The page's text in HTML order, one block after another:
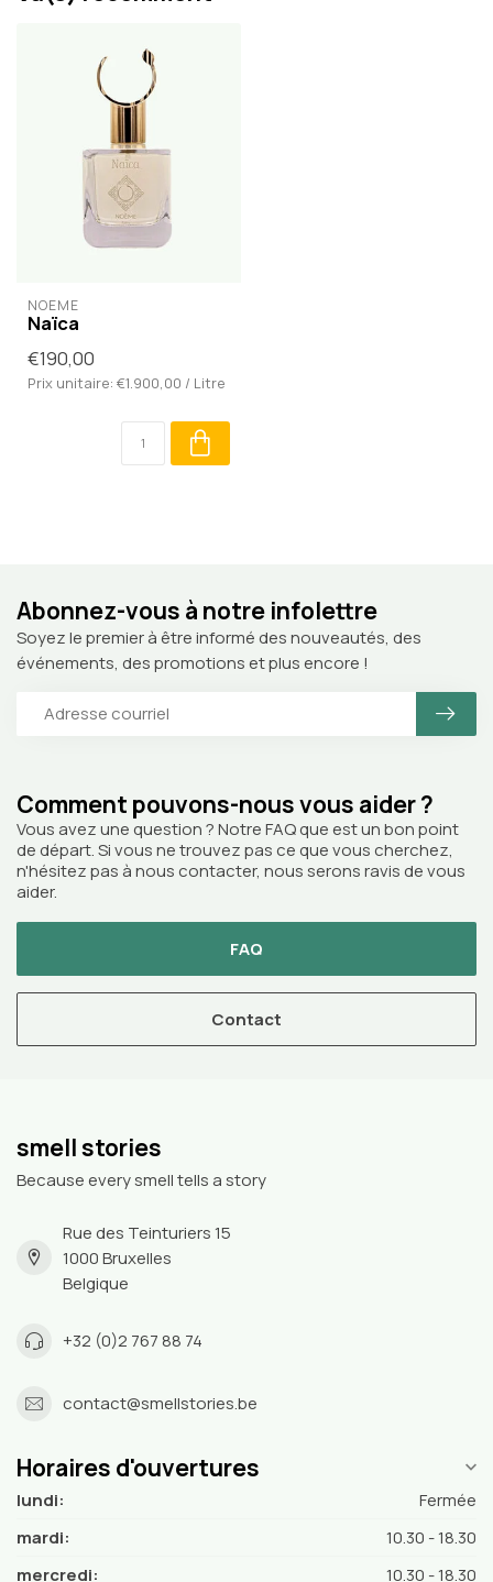
NOÈME
Naïca
€190,00
Prix unitaire: €1.900,00 / Litre
Comment pouvons-nous vous aider ?
Vous avez une question ? Notre FAQ que est un bon point
de départ. Si vous ne trouvez pas ce que vous cherchez,
n'hésitez pas à nous contacter, nous serons ravis de vous
aider.
FAQ
Contact
Abonnez-vous à notre infolettre
Soyez le premier à être informé des nouveautés, des
événements, des promotions et plus encore !
smell stories
Because every smell tells a story
Rue des Teinturiers 15
1000 Bruxelles
Belgique
+32 (0)2 767 88 74
contact@smellstories.be
Horaires d'ouvertures
lundi:
Fermée
mardi:
10.30 - 18.30
mercredi:
10.30 - 18.30